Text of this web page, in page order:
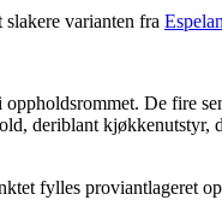
varianten fra
De fire
deriblant
fylles proviantlageret